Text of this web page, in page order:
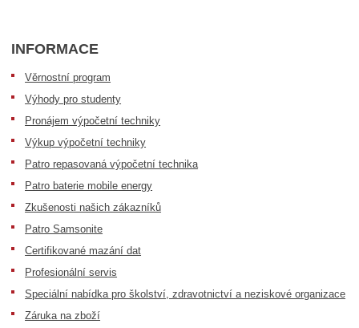
INFORMACE
Věrnostní program
Výhody pro studenty
Pronájem výpočetní techniky
Výkup výpočetní techniky
Patro repasovaná výpočetní technika
Patro baterie mobile energy
Zkušenosti našich zákazníků
Patro Samsonite
Certifikované mazání dat
Profesionální servis
Speciální nabídka pro školství, zdravotnictví a neziskové organizace
Záruka na zboží